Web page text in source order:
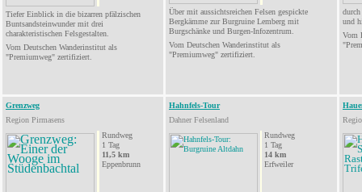
Tiefer Einblick in die bizarren pfälzischen
Buntsandsteinwundermit drei
charakteristischen Felsgestalten.
Vom Deutschen Wanderinstitut als
"Premiumweg" zertifiziert.
Über mit aussichtsreichen Felsen gespickte
Bergkämme zur Burgruine Lemberg mit
Burgschänke und Burgen-Infozentrum.
Vom Deutschen Wanderinstitut als
"Premiumweg" zertifiziert.
und
Vom
Grenzweg
Region Pirmasens
Rundweg
1 Tag
11,5 km
Eppenbrunn
Hahnfels-Tour
Dahner Felsenland
Rundweg
1 Tag
14 km
Erfweiler